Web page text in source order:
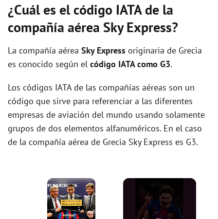
¿Cuál es el código IATA de la
compañía aérea Sky Express?
La compañía aérea Sky Express originaria de Grecia
es conocido según el código IATA como G3.
Los códigos IATA de las compañías aéreas son un
código que sirve para referenciar a las diferentes
empresas de aviación del mundo usando solamente
grupos de dos elementos alfanuméricos. En el caso
de la compañía aérea de Grecia Sky Express es G3.
×